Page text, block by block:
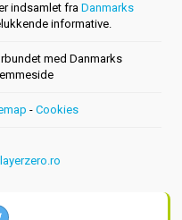
indsamlet fraDanmarks
informative.
med Danmarks
- Cookies
layerzero.ro